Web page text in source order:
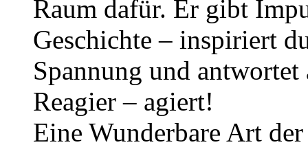
Raum dafür. Er gibt
Geschichte – inspiriert
Spannung und
Reagier – agiert!
Eine Wunderbare Art